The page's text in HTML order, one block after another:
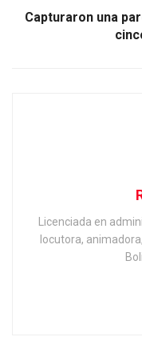
Capturaron una
Licenciada en
locutora,